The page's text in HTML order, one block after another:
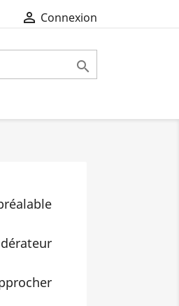
 Connexion
